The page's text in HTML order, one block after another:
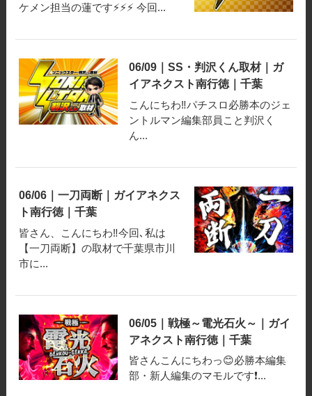
ケメン担当の蓮です⚡⚡⚡ 今回...
06/09｜SS・判沢くん取材｜ガ
イアネクスト南行徳｜千葉
こんにちわ‼️パチスロ必勝本のジェ
ントルマン編集部員こと判沢く
ん...
06/06｜一刀両断｜ガイアネクス
ト南行徳｜千葉
皆さん、こんにちわ‼️今回､私は
【一刀両断】の取材で千葉県市川
市に...
06/05｜戦極～電光石火～｜ガイ
アネクスト南行徳｜千葉
皆さんこんにちわっ😊必勝本編集
部・新人編集のマモルです❗️...